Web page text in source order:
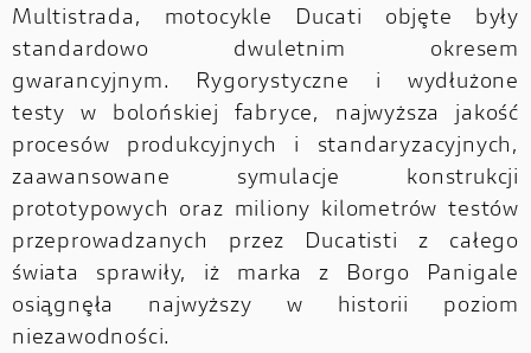
Multistrada, motocykle Ducati objęte były
standardowo dwuletnim okresem
gwarancyjnym. Rygorystyczne i wydłużone
testy w bolońskiej fabryce, najwyższa jakość
procesów produkcyjnych i standaryzacyjnych,
zaawansowane symulacje konstrukcji
prototypowych oraz miliony kilometrów testów
przeprowadzanych przez Ducatisti z całego
świata sprawiły, iż marka z Borgo Panigale
osiągnęła najwyższy w historii poziom
niezawodności.